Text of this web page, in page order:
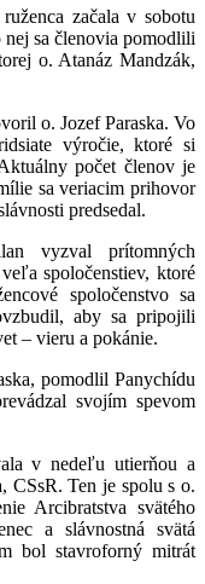
začala v sobotu
nej sa členovia pomodlili
o. Atanáz Mandzák,
o. Jozef Paraska. Vo
výročie, ktoré si
počet členov je
sa veriacim prihovor
predsedal.
vyzval prítomných
spoločenstiev, ktoré
spoločenstvo sa
aby sa pripojili
– vieru a pokánie.
pomodlil Panychídu
svojím spevom
v nedeľu utierňou a
CSsR. Ten je spolu s o.
Arcibratstva svätého
a slávnostná svätá
bol stavroforný mitrát